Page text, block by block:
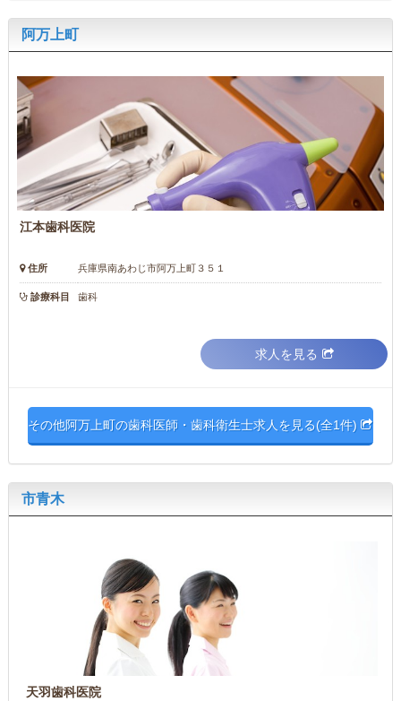
阿万上町
江本歯科医院
住所 兵庫県南あわじ市阿万上町３５１
診療科目 歯科
求人を見る
その他阿万上町の歯科医師・歯科衛生士求人を見る(全1件)
市青木
天羽歯科医院